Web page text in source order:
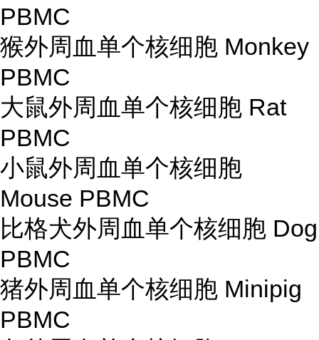
PBMC
猴外周血单个核细胞 Monkey
PBMC
大鼠外周血单个核细胞 Rat
PBMC
小鼠外周血单个核细胞
Mouse PBMC
比格犬外周血单个核细胞 Dog
PBMC
猪外周血单个核细胞 Minipig
PBMC